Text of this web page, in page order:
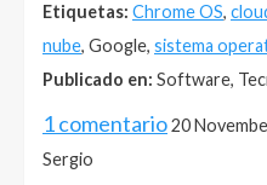
Etiquetas: Chrome OS,
nube, Google, sistema
Publicado en: Software,
1 comentario20
Sergio